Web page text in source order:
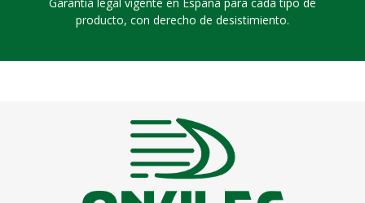
producto, con derecho de desistimiento.